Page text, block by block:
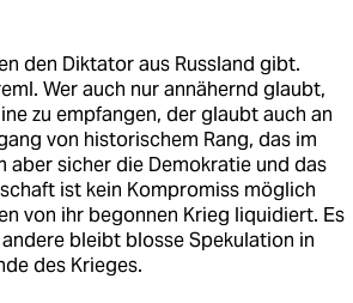
den Diktator aus Russland gibt.
Wer auch nur annähernd glaubt,
zu empfangen, der glaubt auch an
von historischem Rang, das im
aber sicher die Demokratie und das
ist kein Kompromiss möglich
von ihr begonnen Krieg liquidiert. Es
bleibt blosse Spekulation in
des Krieges.